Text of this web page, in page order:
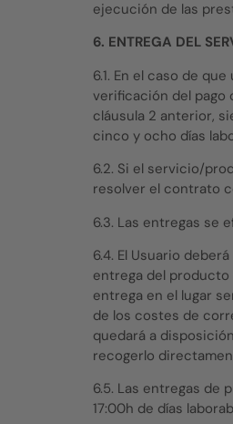
ejecución de las
6. ENTREGA DEL
6.1. En el caso de
verificación del pago
cláusula 2 anterior,
cinco y ocho días
6.2. Si el servicio/
resolver el contrato
6.3. Las entregas se
6.4. El Usuario
entrega del
entrega en el lugar
de los costes de
quedará a
recogerlo
6.5. Las entregas de
17:00h de días